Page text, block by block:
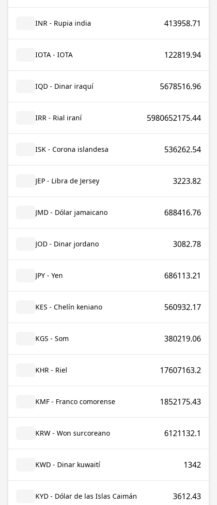
INR - Rupia india 413958.71
IOTA - IOTA 122819.94
IQD - Dinar iraquí 5678516.96
IRR - Rial iraní 5980652175.44
ISK - Corona islandesa 536262.54
JEP - Libra de Jersey 3223.82
JMD - Dólar jamaicano 688416.76
JOD - Dinar jordano 3082.78
JPY - Yen 686113.21
KES - Chelín keniano 560932.17
KGS - Som 380219.06
KHR - Riel 17607163.2
KMF - Franco comorense 1852175.43
KRW - Won surcoreano 6121132.1
KWD - Dinar kuwaití 1342
KYD - Dólar de las Islas Caimán 3612.43